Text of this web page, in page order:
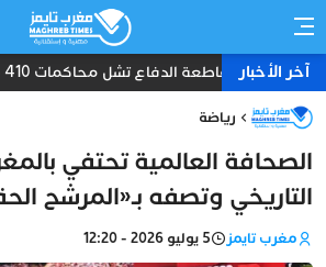
آخر الأخبارمقاطعة الدفاع تشل محاكمات 410 معتقلين.. والنيابة العامة تبحث عن حل قانوني
رياضة
الصحافة العالمية تحتفي
التاريخي وتصفه بـ«المرشح
مغرب تايمز 5 يوليو 2026 - 12:20